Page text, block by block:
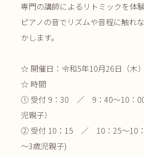
専門の講師によるリトミックを体
ピアノの音でリズムや音程に触れ
かします。
☆ 開催日：令和5年10月26日（木）
☆ 時間
① 受付 9：30 ／ 9：40～10：
児親子）
② 受付 10：15 ／ 10：25～10
～3歳児親子)